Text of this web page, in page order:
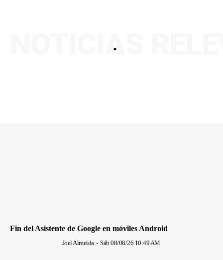
.
NOTICIAS
Fin del Asistente de Google en móviles Android
Joel Almeida - Sáb 08/08/26 10:49 AM